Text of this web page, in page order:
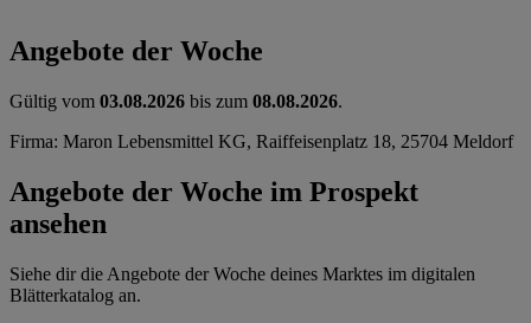
Angebote der Woche
Gültig vom 03.08.2026 bis zum 08.08.2026.
Firma: Maron Lebensmittel KG, Raiffeisenplatz 18, 25704 Meldorf
Angebote der Woche im Prospekt
ansehen
Siehe dir die Angebote der Woche deines Marktes im digitalen
Blätterkatalog an.